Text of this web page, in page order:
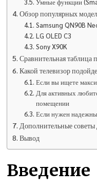
Умные функции
Обзор популярных
Samsung QN90B
LG OLED C3
Sony X90K
Сравнительная таблица
Какой телевизор
Если вы ищете
Для активных
помещении
Если нужен
Дополнительные
Вывод
Введение